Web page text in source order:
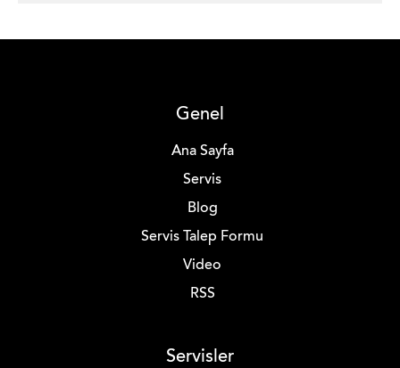
Genel
Ana Sayfa
Servis
Blog
Servis Talep Formu
Video
RSS
Servisler